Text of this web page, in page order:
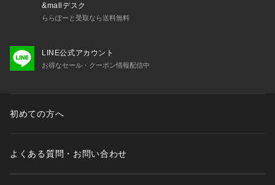
&mallデスク
ららぽーと受取なら送料無料
LINE公式アカウント
お得なセール・クーポン情報配信中
初めての方へ
よくある質問・お問い合わせ